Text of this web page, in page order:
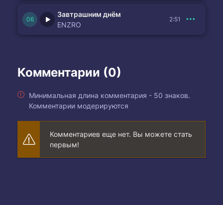
Завтрашним днём
ENZRO
2:51
Комментарии (0)
Минимальная длина комментария - 50 знаков.
Комментарии модерируются
Комментариев еще нет. Вы можете стать
первым!